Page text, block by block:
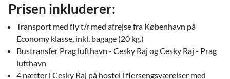
Prisen inkluderer:
Transport med fly t/r med afrejse fra København på
Economy klasse, inkl. bagage (20 kg.)
Bustransfer Prag lufthavn - Cesky Raj og Cesky Raj - Prag
lufthavn
4 nætter i Cesky Raj på hostel i flersengsværelser med